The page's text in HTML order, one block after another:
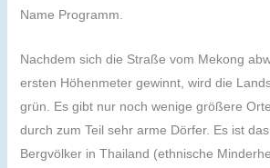
Name Programm.
Nachdem sich die Straße vom Mekong
ersten Höhenmeter gewinnt, wird die
grün. Es gibt nur noch wenige größere
durch zum Teil sehr arme Dörfer. Es ist
Bergvölker in Thailand (ethnische